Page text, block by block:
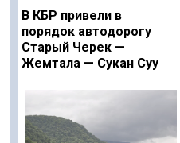
В КБР привели в
порядок автодорогу
Старый Черек —
Жемтала — Сукан Суу